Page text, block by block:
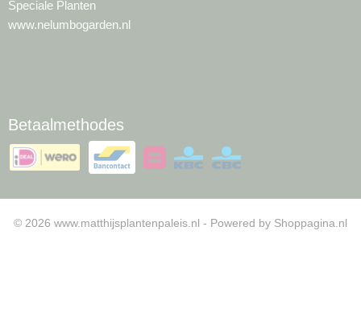
Speciale Planten
www.nelumbogarden.nl
Betaalmethodes
© 2026 www.matthijsplantenpaleis.nl - Powered by Shoppagina.nl